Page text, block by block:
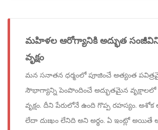
మహిళల ఆరోగ్యానికి అద్భుత
వృక్షం
మన సనాతన ధర్మంలో పూజించే అత్యంత పవిత్రమైన
సౌభాగ్యాన్ని పెంపొందించే అద్భుతమైన
వృక్షం. దీని పేరులోనే ఉంది గొప్ప రహస్యం.
లేదా దుఃఖం లేనిది అని అర్థం. ఏ ఇంట్లో అయితే